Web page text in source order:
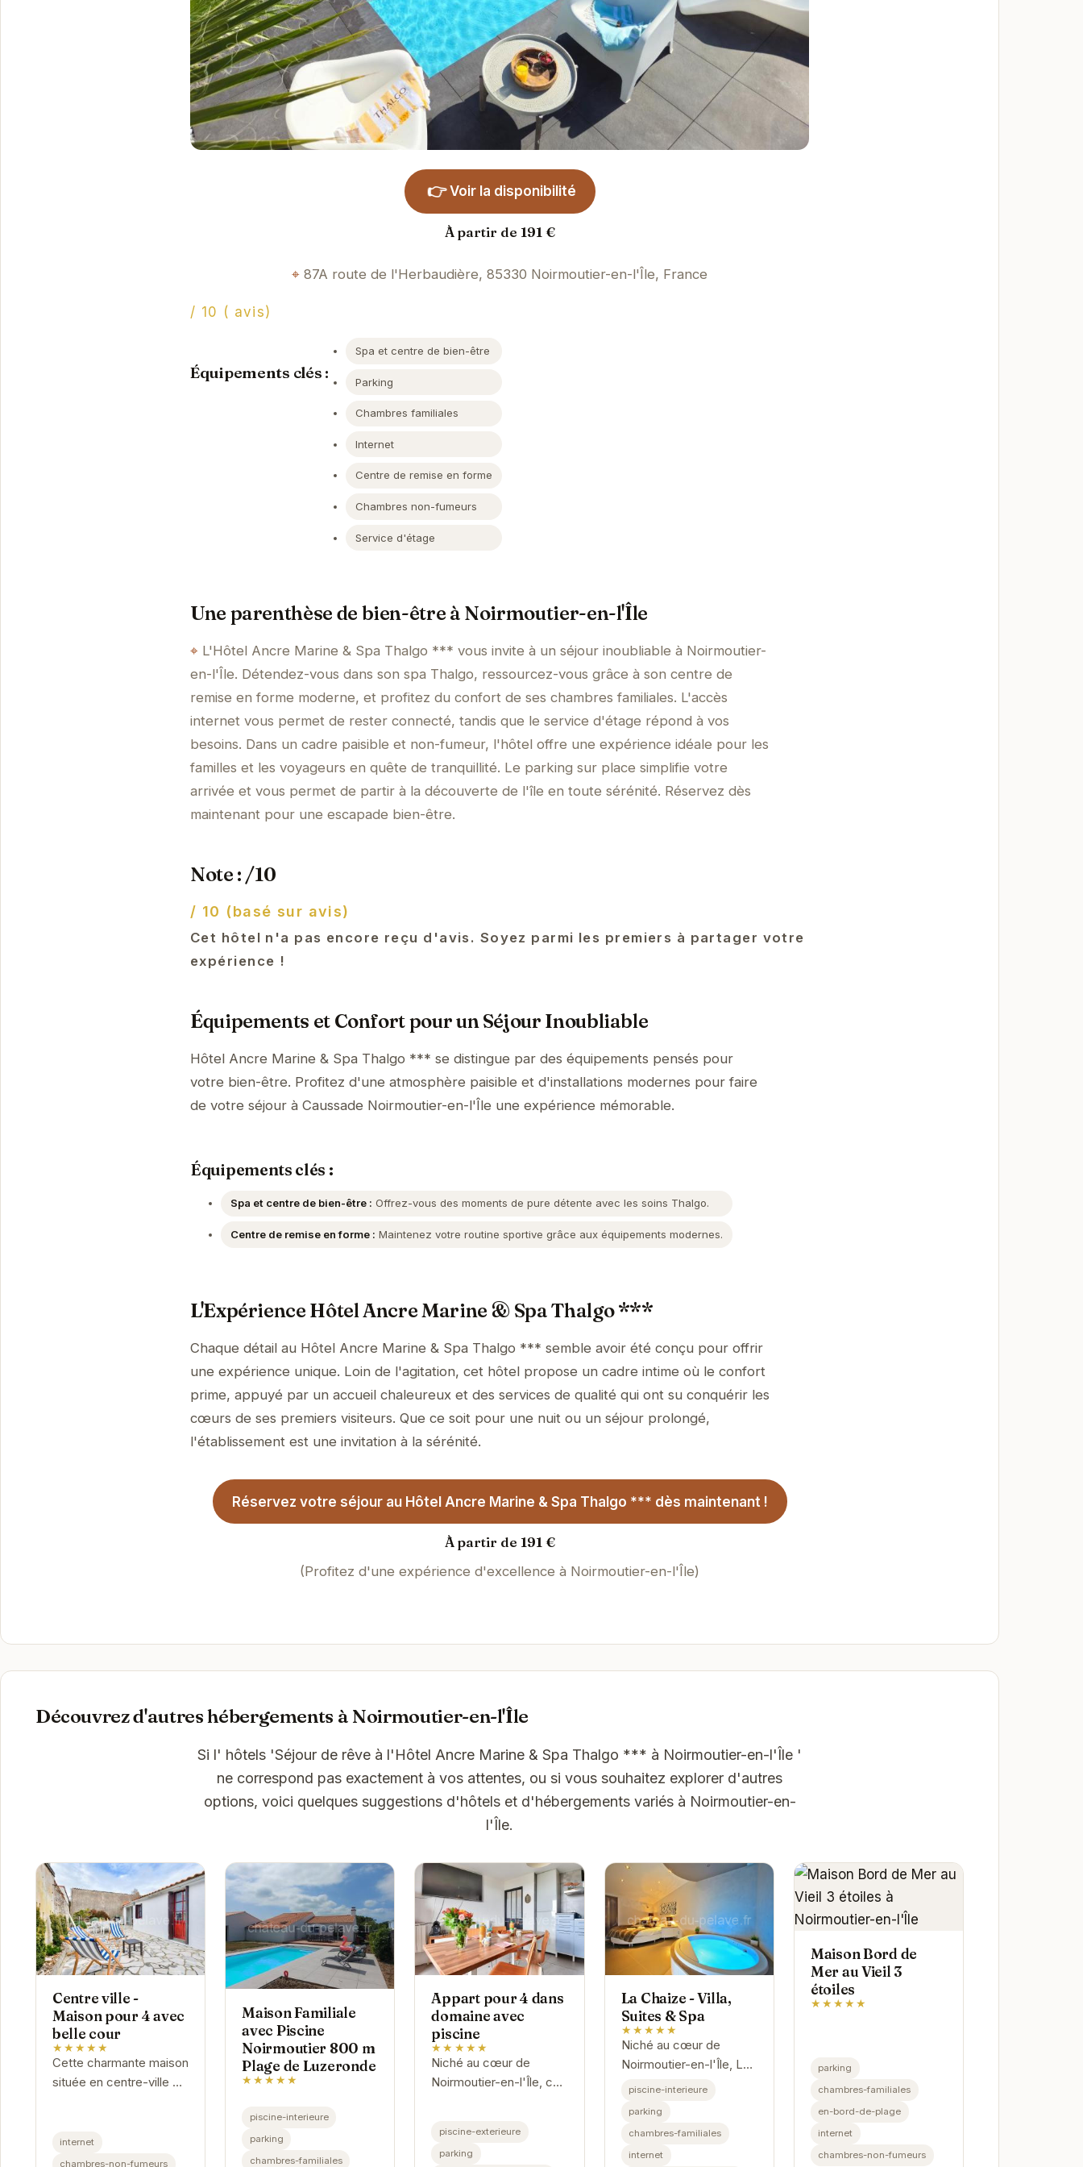
👉 Voir la disponibilité
À partir de 191 €
87A route de l'Herbaudière, 85330 Noirmoutier-en-l'Île, France
/ 10 ( avis)
Équipements clés :
Spa et centre de bien-être
Parking
Chambres familiales
Internet
Centre de remise en forme
Chambres non-fumeurs
Service d'étage
Une parenthèse de bien-être à Noirmoutier-en-l'Île
L'Hôtel Ancre Marine & Spa Thalgo *** vous invite à un séjour inoubliable à Noirmoutier-
en-l'Île. Détendez-vous dans son spa Thalgo, ressourcez-vous grâce à son centre de
remise en forme moderne, et profitez du confort de ses chambres familiales. L'accès
internet vous permet de rester connecté, tandis que le service d'étage répond à vos
besoins. Dans un cadre paisible et non-fumeur, l'hôtel offre une expérience idéale pour les
familles et les voyageurs en quête de tranquillité. Le parking sur place simplifie votre
arrivée et vous permet de partir à la découverte de l'île en toute sérénité. Réservez dès
maintenant pour une escapade bien-être.
Note : /10
/ 10 (basé sur avis)
Cet hôtel n'a pas encore reçu d'avis. Soyez parmi les premiers à partager votre
expérience !
Équipements et Confort pour un Séjour Inoubliable
Hôtel Ancre Marine & Spa Thalgo *** se distingue par des équipements pensés pour
votre bien-être. Profitez d'une atmosphère paisible et d'installations modernes pour faire
de votre séjour à Caussade Noirmoutier-en-l'Île une expérience mémorable.
Équipements clés :
Spa et centre de bien-être : Offrez-vous des moments de pure détente avec les soins Thalgo.
Centre de remise en forme : Maintenez votre routine sportive grâce aux équipements modernes.
L'Expérience Hôtel Ancre Marine & Spa Thalgo ***
Chaque détail au Hôtel Ancre Marine & Spa Thalgo *** semble avoir été conçu pour offrir
une expérience unique. Loin de l'agitation, cet hôtel propose un cadre intime où le confort
prime, appuyé par un accueil chaleureux et des services de qualité qui ont su conquérir les
cœurs de ses premiers visiteurs. Que ce soit pour une nuit ou un séjour prolongé,
l'établissement est une invitation à la sérénité.
Réservez votre séjour au Hôtel Ancre Marine & Spa Thalgo *** dès maintenant !
À partir de 191 €
(Profitez d'une expérience d'excellence à Noirmoutier-en-l'Île)
Découvrez d'autres hébergements à Noirmoutier-en-l'Île
Si l' hôtels 'Séjour de rêve à l'Hôtel Ancre Marine & Spa Thalgo *** à Noirmoutier-en-l'Île '
ne correspond pas exactement à vos attentes, ou si vous souhaitez explorer d'autres
options, voici quelques suggestions d'hôtels et d'hébergements variés à Noirmoutier-en-
l'Île.
Centre ville -
Maison pour 4 avec
belle cour
★★★★★
Cette charmante maison
située en centre-ville de
insulaire. Avec sa belle
cour, elle offre un...
internet
chambres-non-fumeurs
Maison Familiale
avec Piscine
Noirmoutier 800 m
Plage de Luzeronde
★★★★★
piscine-interieure
parking
chambres-familiales
Appart pour 4 dans
domaine avec
piscine
★★★★★
Niché au cœur de
Noirmoutier-en-l'Île, cet
vacances en famille ou
entre amis. Profitez de
piscine-exterieure
parking
La Chaize - Villa,
Suites & Spa
★★★★★
Niché au cœur de
Noirmoutier-en-l'Île, La
Chaize - Villa, Suites &
piscine-interieure
parking
chambres-familiales
internet
Maison Bord de
Mer au Vieil 3
étoiles
★★★★★
parking
chambres-familiales
en-bord-de-plage
internet
chambres-non-fumeurs